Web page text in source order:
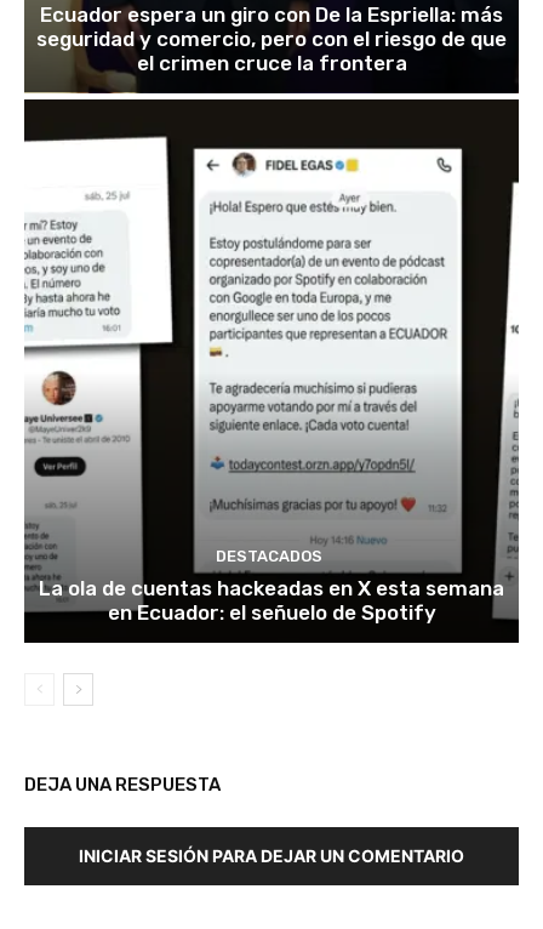
Ecuador espera un giro con De la Espriella: más
seguridad y comercio, pero con el riesgo de que
el crimen cruce la frontera
DESTACADOS
La ola de cuentas hackeadas en X esta semana
en Ecuador: el señuelo de Spotify
DEJA UNA RESPUESTA
INICIAR SESIÓN PARA DEJAR UN COMENTARIO